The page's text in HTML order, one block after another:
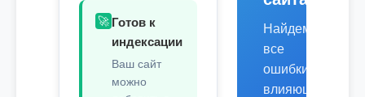
🚀 Готов к
индексации
Ваш сайт
можно
Найдем
все
ошибки,
влияющие